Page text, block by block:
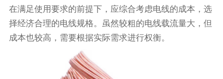
在满足使用要求的前提下，应综合考虑电线的成本，选
择经济合理的电线规格。虽然较粗的电线载流量大，但
成本也较高，需要根据实际需求进行权衡。